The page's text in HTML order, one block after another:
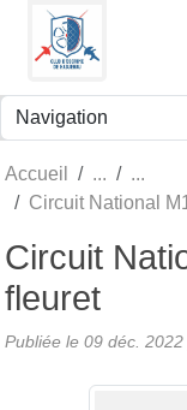
Accueil
Circuit National
Circuit
fleuret
Publiée le 09 déc. 2022
Panneau de gestion